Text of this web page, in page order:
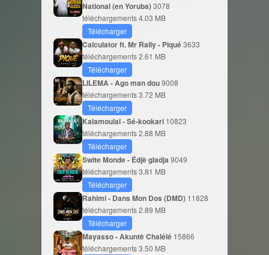
National (en Yoruba)3078
téléchargements4.03 MB
Télécharger
Calculator ft. Mr Rally - Piqué3633
téléchargements2.61 MB
Télécharger
LILEMA - Ago man dou9008
téléchargements3.72 MB
Télécharger
Kalamoulaï - Sé-kookari 10823
téléchargements2.88 MB
Télécharger
Swite Monde - Édjè gladja 9049
téléchargements3.81 MB
Télécharger
Rahimi - Dans Mon Dos (DMD) 11828
téléchargements2.89 MB
Télécharger
Mayasso - Akuntè Chalélé 15866
téléchargements3.50 MB